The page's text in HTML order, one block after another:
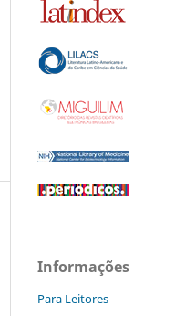
Informações
Para Leitores